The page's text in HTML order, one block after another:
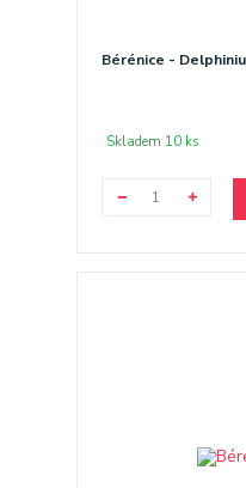
Bérénice -
Skladem 10 ks